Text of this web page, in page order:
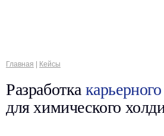
Разработка
для химического
Главная |Кейсы